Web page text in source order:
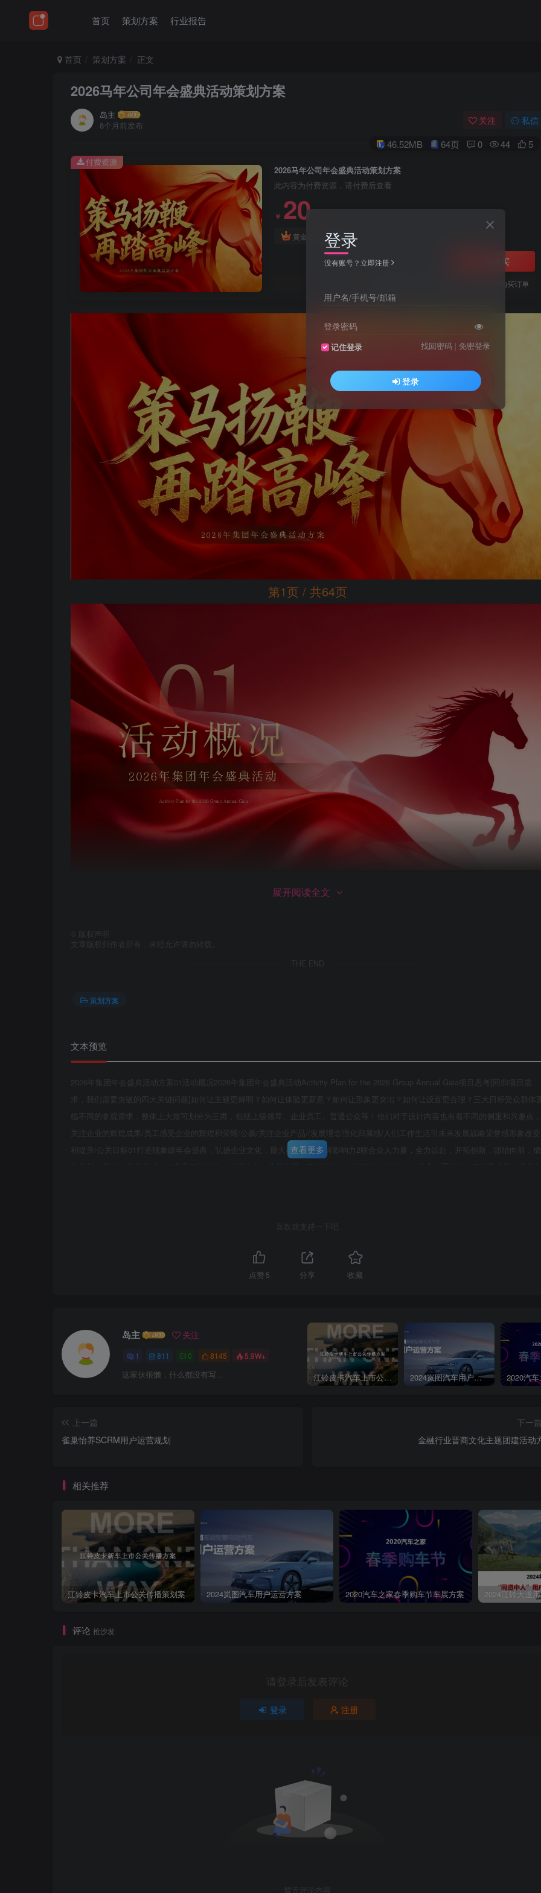
首页 策划方案 行业报告
首页 策划方案 正文
2026马年公司年会盛典活动策划方案
岛主
8个月前发布
关注 私信
46.52MB 64页 0 44 5
2026马年公司年会盛典活动策划方案
此内容为付费资源，请付费后查看
￥ 20
黄金会员 免费
立即购买
您当前未登录！建议登陆后购买，可保存购买订单
付费资源
第1页 / 共64页
展开阅读全文
版权声明
文章版权归作者所有，未经允许请勿转载。
THE END
策划方案
文本预览
2026年集团年会盛典活动方案01活动概况2026年集团年会盛典活动Activity Plan for the 2026 Group Annual Gala项目思考[回归项目需
求，我们需要突破的四大关键问题]如何让主题更鲜明？如何让体验更新意？如何让形象更突出？如何让设置更合理？三大日标受众群体面
临不同的参观需求，整体上大致可划分为三类，包括上级领导、企业员工、普通公众等！他们对于设计内容也有着不同的侧重和兴趣点，/
关注企业的辉煌成果/员工感受企业的辉煌和荣耀/公義/关注企业产品//发展理念强化归属感/人们工作生活引未来发展战略荣誉感形象改变
和提升/公关目标01打造现象级年会盛典，弘扬企业文化，最大程度提升品牌影响力2联合众人力量，全力以赴，开拓创新，团结向前，成
就梦想03营造企业归属感，提升员工战斗力，增强信心，共同发展，再创巅峰04做场深人人心的年会盛典，通过往年回顾及表彰，带着初
查看更多
喜欢就支持一下吧
点赞 5 分享 收藏
岛主 关注
1 811 0 8145 5.9W+
这家伙很懒，什么都没有写... 江铃皮卡汽车上市公关传播策划案 2024岚图汽车用户运营方案
上一篇
雀巢怡养SCRM用户运营规划
下一篇
金融行业晋商文化主题团建活动
相关推荐
江铃皮卡汽车上市公关传播策划案 2024岚图汽车用户运营方案 2020汽车之家春季购车节车展方案 2024江铃大道
评论 抢沙发
请登录后发表评论
登录 注册
暂无评论内容
登录
没有账号？立即注册
用户名/手机号/邮箱
登录密码
记住登录 找回密码 | 免密登录
登录